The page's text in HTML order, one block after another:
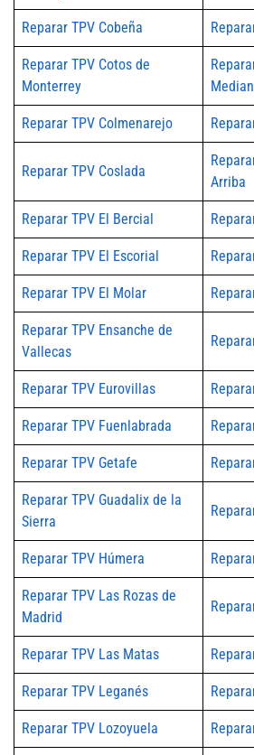
Reparar TPV Cobeña
Reparar TPV Cotos de
Monterrey
Reparar TPV Colmenarejo
Reparar TPV Coslada
Arriba
Reparar TPV El Bercial
Reparar TPV El Escorial
Reparar TPV El Molar
Reparar TPV Ensanche de
Vallecas
Reparar TPV Eurovillas
Reparar TPV Fuenlabrada
Reparar TPV Getafe
Reparar TPV Guadalix de la
Sierra
Reparar TPV Húmera
Reparar TPV Las Rozas de
Madrid
Reparar TPV Las Matas
Reparar TPV Leganés
Reparar TPV Lozoyuela